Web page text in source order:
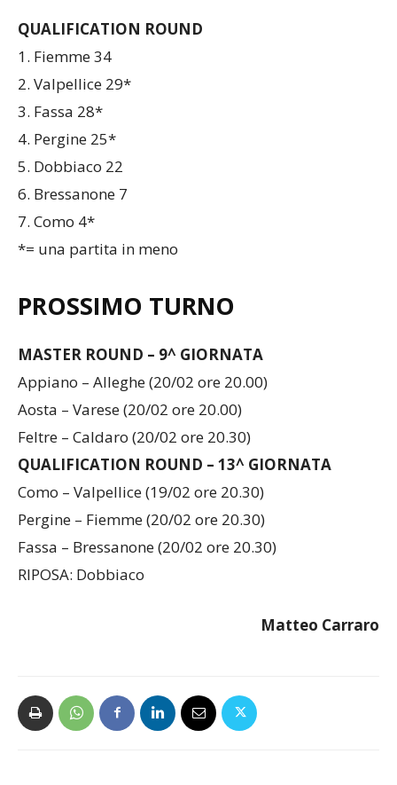
1. Fiemme 34
2. Valpellice 29*
3. Fassa 28*
4. Pergine 25*
5. Dobbiaco 22
6. Bressanone 7
7. Como 4*
*= una partita in meno
Appiano – Alleghe (20/02 ore 20.00)
Aosta – Varese (20/02 ore 20.00)
Feltre – Caldaro (20/02 ore 20.30)
QUALIFICATION ROUND – 13^ GIORNATA
Como – Valpellice (19/02 ore 20.30)
Pergine – Fiemme (20/02 ore 20.30)
Fassa – Bressanone (20/02 ore 20.30)
RIPOSA: Dobbiaco